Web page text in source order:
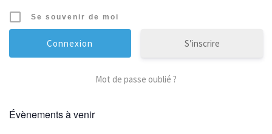
Se souvenir de moi
S’inscrire
Mot de passe oublié ?
Évènements à venir